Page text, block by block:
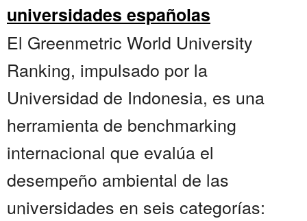
universidades españolas
El Greenmetric World University
Ranking, impulsado por la
Universidad de Indonesia, es una
herramienta de benchmarking
internacional que evalúa el
desempeño ambiental de las
universidades en seis categorías: